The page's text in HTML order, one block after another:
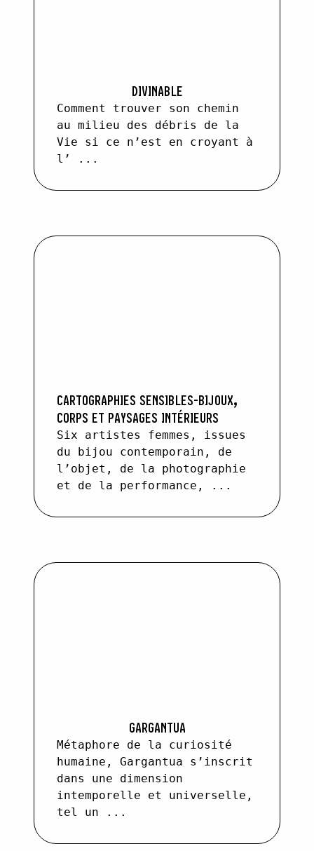
DIVINABLE
Comment trouver son chemin
au milieu des débris de la
Vie si ce n’est en croyant à
l’ ...
CARTOGRAPHIES SENSIBLES-BIJOUX,
CORPS ET PAYSAGES INTÉRIEURS
Six artistes femmes, issues
du bijou contemporain, de
l’objet, de la photographie
et de la performance, ...
GARGANTUA
Métaphore de la curiosité
humaine, Gargantua s’inscrit
dans une dimension
intemporelle et universelle,
tel un ...